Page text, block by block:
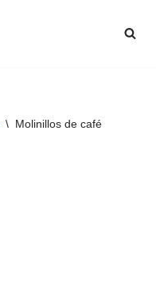
\ Molinillos de café